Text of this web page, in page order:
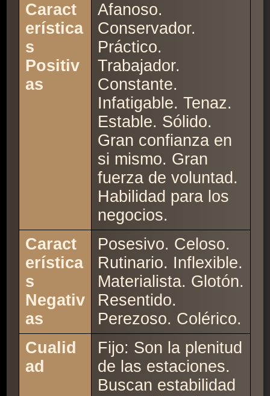
Caract
erística
s
Positiv
as
Afanoso.
Conservador.
Práctico.
Trabajador.
Constante.
Infatigable. Tenaz.
Estable. Sólido.
Gran confianza en
si mismo. Gran
fuerza de voluntad.
Habilidad para los
negocios.
Caract
erística
s
Negativ
as
Posesivo. Celoso.
Rutinario. Inflexible.
Materialista. Glotón.
Resentido.
Perezoso. Colérico.
Cualid
ad
Fijo: Son la plenitud
de las estaciones.
Buscan estabilidad